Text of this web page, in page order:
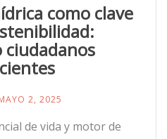
como clave
2, 2025
de vida y motor de